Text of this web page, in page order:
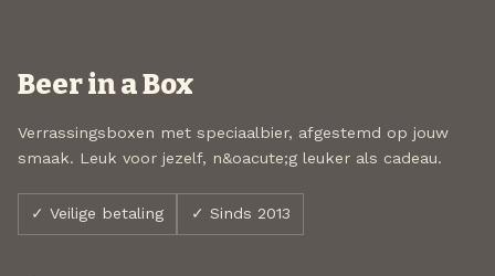
Beer in a Box
Verrassingsboxen met speciaalbier, afgestemd op jouw
smaak. Leuk voor jezelf, n&oacute;g leuker als cadeau.
✓ Veilige betaling ✓ Sinds 2013